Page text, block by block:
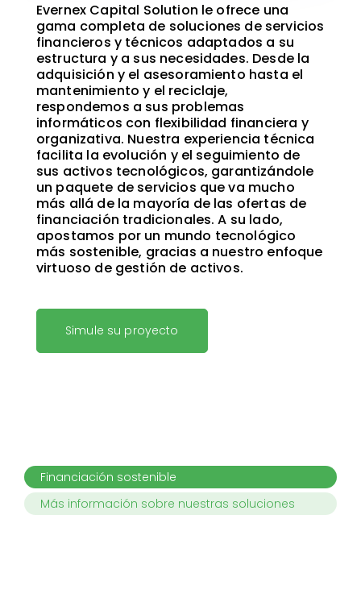
Evernex Capital Solution le ofrece una
gama completa de soluciones de servicios
financieros y técnicos adaptados a su
estructura y a sus necesidades. Desde la
adquisición y el asesoramiento hasta el
mantenimiento y el reciclaje,
respondemos a sus problemas
informáticos con flexibilidad financiera y
organizativa. Nuestra experiencia técnica
facilita la evolución y el seguimiento de
sus activos tecnológicos, garantizándole
un paquete de servicios que va mucho
más allá de la mayoría de las ofertas de
financiación tradicionales. A su lado,
apostamos por un mundo tecnológico
más sostenible, gracias a nuestro enfoque
virtuoso de gestión de activos.
Simule su proyecto
Financiación sostenible
Más información sobre nuestras soluciones